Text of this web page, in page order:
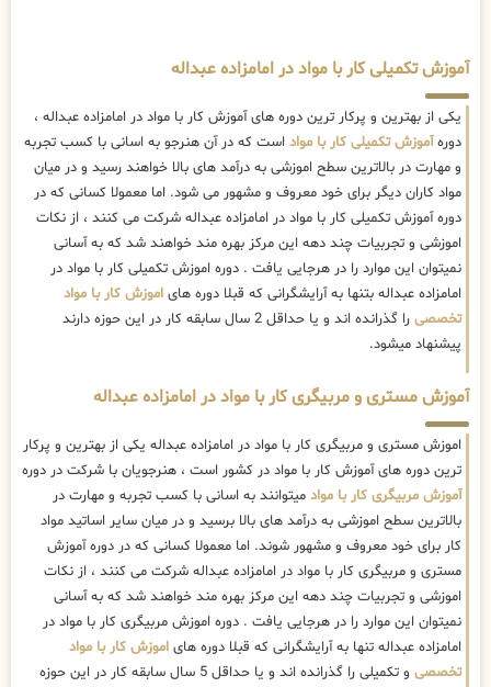
آموزش تکمیلی کار با مواد در امامزاده عبداله
یکی از بهترین و پرکار ترین دوره های آموزش کار با مواد در امامزاده عبداله ،
دورهآموزش تکمیلی کار با مواد است که در آن هنرجو به اسانی با کسب تجربه
و مهارت در بالاترین سطح اموزشی به درآمد های بالا خواهند رسید و در میان
مواد کاران دیگر برای خود معروف و مشهور می شود. اما معمولا کسانی که در
دوره آموزش تکمیلی کار با مواد در امامزاده عبداله شرکت می کنند ، از نکات
اموزشی و تجربیات چند دهه این مرکز بهره مند خواهند شد که به آسانی
نمیتوان این موارد را در هرجایی یافت . دوره اموزش تکمیلی کار با مواد در
امامزاده عبداله بتنها به آرایشگرانی که قبلا دوره های اموزش کار با مواد
تخصصی
را گذرانده اند و یا حداقل 2 سال سابقه کار در این حوزه دارند
پیشنهاد میشود.
آموزش مستری و مربیگری کار با مواد در امامزاده عبداله
اموزش مستری و مربیگری کار با مواد در امامزاده عبداله یکی از بهترین و پرکار
ترین دوره های آموزش کار با مواد در کشور است ، هنرجویان با شرکت در دوره
آموزش مربیگری کار با مواد میتوانند به اسانی با کسب تجربه و مهارت در
بالاترین سطح اموزشی به درآمد های بالا برسید و در میان سایر اساتید مواد
کار برای خود معروف و مشهور شوند. اما معمولا کسانی که در دوره آموزش
مستری و مربیگری کار با مواد در امامزاده عبداله شرکت می کنند ، از نکات
اموزشی و تجربیات چند دهه این مرکز بهره مند خواهند شد که به آسانی
نمیتوان این موارد را در هرجایی یافت . دوره اموزش مربیگری کار با مواد در
امامزاده عبداله تنها به آرایشگرانی که قبلا دوره های اموزش کار با مواد
تخصصی
و تکمیلی را گذرانده اند و یا حداقل 5 سال سابقه کار در این حوزه